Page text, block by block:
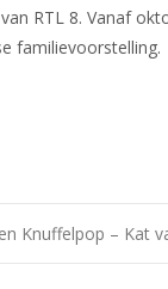
RTL 8. Vanaf
familievoorstelling.
Knuffelpop – Kat